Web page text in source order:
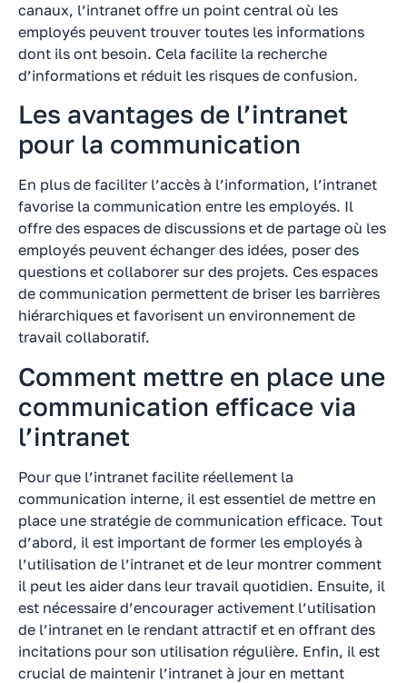
canaux, l’intranet offre un point central où les
employés peuvent trouver toutes les informations
dont ils ont besoin. Cela facilite la recherche
d’informations et réduit les risques de confusion.
Les avantages de l’intranet
pour la communication
En plus de faciliter l’accès à l’information, l’intranet
favorise la communication entre les employés. Il
offre des espaces de discussions et de partage où les
employés peuvent échanger des idées, poser des
questions et collaborer sur des projets. Ces espaces
de communication permettent de briser les barrières
hiérarchiques et favorisent un environnement de
travail collaboratif.
Comment mettre en place une
communication efficace via
l’intranet
Pour que l’intranet facilite réellement la
communication interne, il est essentiel de mettre en
place une stratégie de communication efficace. Tout
d’abord, il est important de former les employés à
l’utilisation de l’intranet et de leur montrer comment
il peut les aider dans leur travail quotidien. Ensuite, il
est nécessaire d’encourager activement l’utilisation
de l’intranet en le rendant attractif et en offrant des
incitations pour son utilisation régulière. Enfin, il est
crucial de maintenir l’intranet à jour en mettant